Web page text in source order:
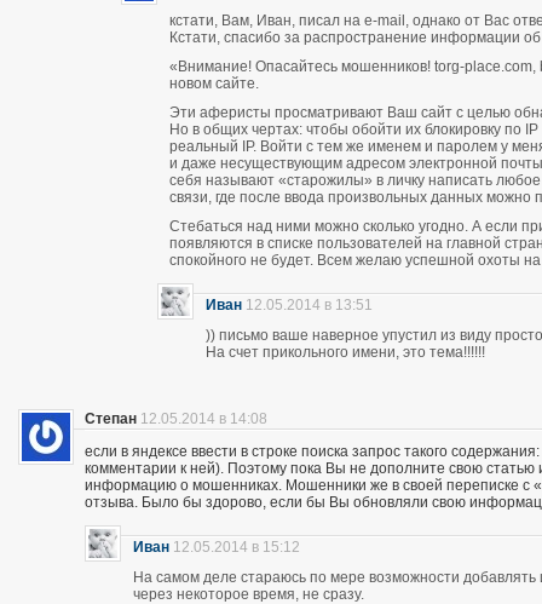
кстати, Вам, Иван, писал на e-mail, однако от Вас
Кстати, спасибо за распространение информации
«Внимание! Опасайтесь мошенников! torg-place.com,
новом сайте.
Эти аферисты просматривают Ваш сайт с целью
Но в общих чертах: чтобы обойти их блокировку по
реальный IP. Войти с тем же именем и паролем у
и даже несуществующим адресом электронной
себя называют «старожилы» в личку написать
связи, где после ввода произвольных данных можно
Стебаться над ними можно сколько угодно. А если
появляются в списке пользователей на главной
спокойного не будет. Всем желаю успешной охоты
Иван 12.05.2014 в 13:51
)) письмо ваше наверное упустил из виду
На счет прикольного имени, это тема!!!!!!
Степан 12.05.2014 в 14:08
если в яндексе ввести в строке поиска запрос такого
комментарии к ней). Поэтому пока Вы не дополните свою
информацию о мошенниках. Мошенники же в своей переписке с
отзыва. Было бы здорово, если бы Вы обновляли свою
Иван 12.05.2014 в 15:12
На самом деле стараюсь по мере возможности
через некоторое время, не сразу.